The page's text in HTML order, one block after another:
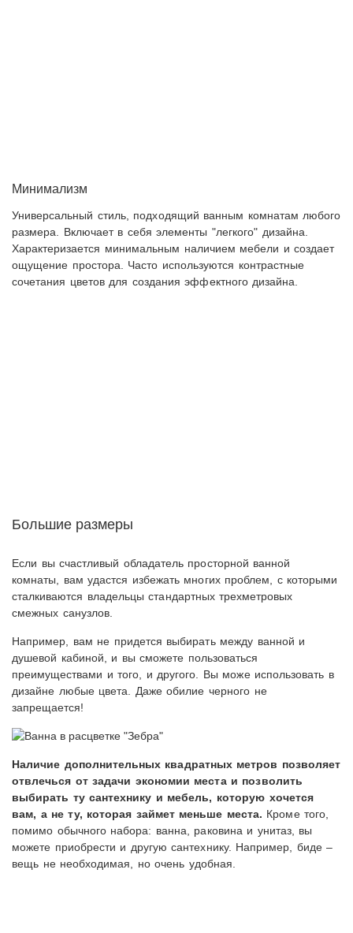
Минимализм
Универсальный стиль, подходящий ванным комнатам любого
размера. Включает в себя элементы "легкого" дизайна.
Характеризается минимальным наличием мебели и создает
ощущение простора. Часто используются контрастные
сочетания цветов для создания эффектного дизайна.
Большие размеры
Если вы счастливый обладатель просторной ванной
комнаты, вам удастся избежать многих проблем, с которыми
сталкиваются владельцы стандартных трехметровых
смежных санузлов.
Например, вам не придется выбирать между ванной и
душевой кабиной, и вы сможете пользоваться
преимуществами и того, и другого. Вы може использовать в
дизайне любые цвета. Даже обилие черного не
запрещается!
Наличие дополнительных квадратных метров позволяет
отвлечься от задачи экономии места и позволить
выбирать ту сантехнику и мебель, которую хочется
вам, а не ту, которая займет меньше места. Кроме того,
помимо обычного набора: ванна, раковина и унитаз, вы
можете приобрести и другую сантехнику. Например, биде –
вещь не необходимая, но очень удобная.